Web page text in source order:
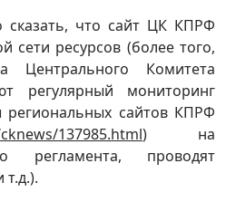
что сайт ЦК КПРФ
сети ресурсов (более того,
Центрального Комитета
регулярный мониторинг
региональных сайтов КПРФ
137985.html) на
регламента, проводят